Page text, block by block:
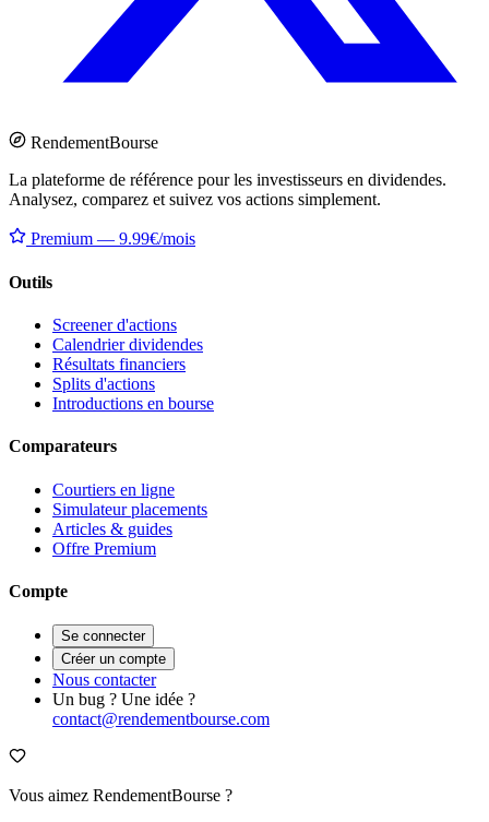
RendementBourse
La plateforme de référence pour les investisseurs en dividendes.
Analysez, comparez et suivez vos actions simplement.
Premium — 9.99€/mois
Outils
Screener d'actions
Calendrier dividendes
Résultats financiers
Splits d'actions
Introductions en bourse
Comparateurs
Courtiers en ligne
Simulateur placements
Articles & guides
Offre Premium
Compte
Se connecter
Créer un compte
Nous contacter
Un bug ? Une idée ?
contact@rendementbourse.com
Vous aimez RendementBourse ?